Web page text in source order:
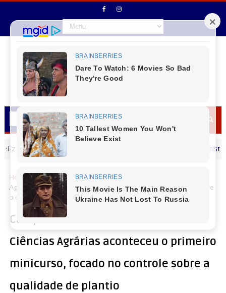
dos Pais MENSAGEM DIA DOS PAIS Vereador Rodrigo Cristo
Home Campo Real
Campo Real LDS - I Semana das Ciências
Agrárias aconteceu o primeiro minicurso, focado no controle sobre
a qualidade de plantio
Campo Real LDS - I Semana das
Ciências Agrárias aconteceu o primeiro
minicurso, focado no controle sobre a
qualidade de plantio